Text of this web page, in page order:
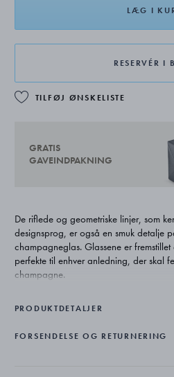
LÆG I
RESERVÉR I
TILFØJ ØNSKELISTE
GRATIS
GAVEINDPAKNING
De riflede og geometriske linjer, som
designsprog, er også en smuk detalje
champagneglas. Glassene er
perfekte til enhver anledning, der skal
champagne.
PRODUKTDETALJER
FORSENDELSE OG RETURNERING